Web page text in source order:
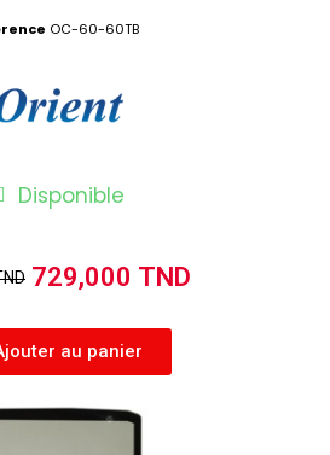
OC-60-60TB
Disponible
729,000 TND
au panier